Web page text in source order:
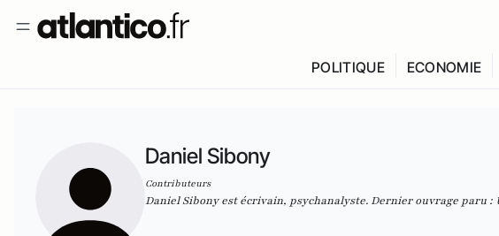
POLITIQUE ECONOMIE
Daniel Sibony
Contributeurs
Daniel Sibony est écrivain, psychanalyste. Dernier ouvrage paru :